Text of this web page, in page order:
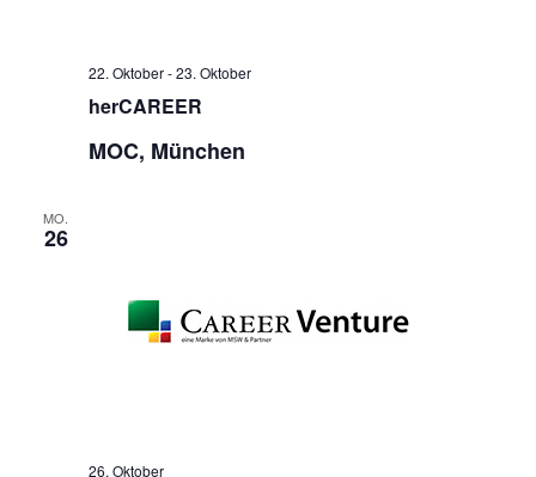
herCAREER
22. Oktober-23. Oktober
MOC, München
MO.
26
26. Oktober